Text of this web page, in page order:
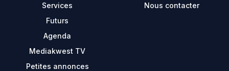
Services
Futurs
Agenda
Mediakwest TV
Petites annonces
Nous contacter